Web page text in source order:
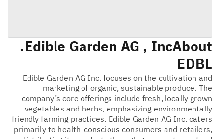
About
Edible Garden AG , Inc.
EDBL
Edible Garden AG Inc. focuses on the cultivation and
marketing of organic, sustainable produce. The
company’s core offerings include fresh, locally grown
vegetables and herbs, emphasizing environmentally
friendly farming practices. Edible Garden AG Inc. caters
primarily to health-conscious consumers and retailers,